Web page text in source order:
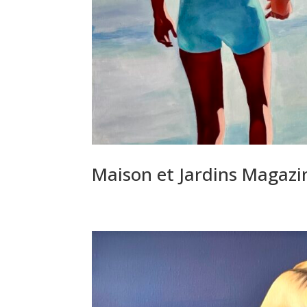
Maison et Jardins